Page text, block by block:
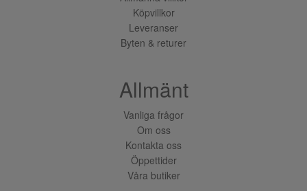
Köpvillkor
Leveranser
Byten & returer
Allmänt
Vanliga frågor
Om oss
Kontakta oss
Öppettider
Våra butiker